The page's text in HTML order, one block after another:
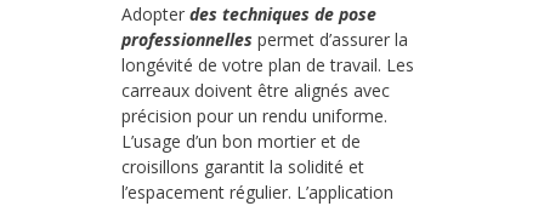
Adopter des techniques de pose
professionnelles permet d’assurer la
longévité de votre plan de travail. Les
carreaux doivent être alignés avec
précision pour un rendu uniforme.
L’usage d’un bon mortier et de
croisillons garantit la solidité et
l’espacement régulier. L’application